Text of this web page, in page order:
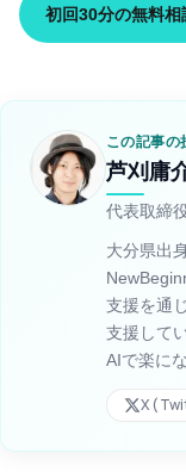
初回30分の無料相
この記事の
芦刈庸
代表取締
大分県出
支援を通
支援して
AIで楽に
X